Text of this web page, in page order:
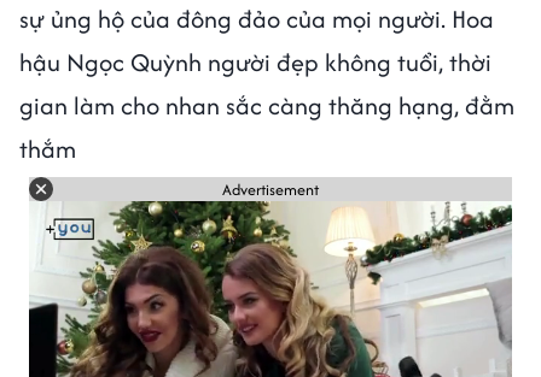
sự ủng hộ của đông đảo của mọi người. Hoa
hậu Ngọc Quỳnh người đẹp không tuổi, thời
gian làm cho nhan sắc càng thăng hạng, đằm
thắm
Advertisement